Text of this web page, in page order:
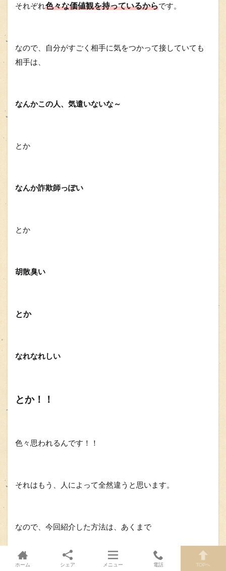
それぞれ色々な価値観を持っているからです。
なので、自分がすごく相手に気をつかって接していても
相手は、
なんかこの人、気遣いないな～
とか
なんか詐欺師っぽい
とか
胡散臭い
とか
なれなれしい
とか！！
色々思われるんです！！
それはもう、人によって全然違うと思います。
なので、今回紹介した方法は、あくまで
ホーム シェア メニュー 電話 TOPへ